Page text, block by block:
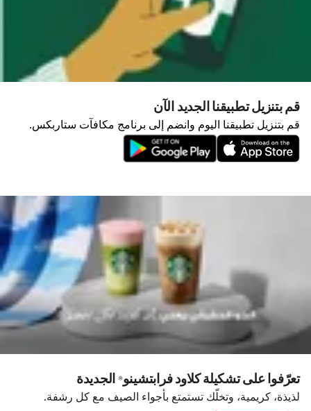
قم بتنزيل تطبيقنا الجديد الآن
قم بتنزيل تطبيقنا اليوم وانضم إلى برنامج مكافآت ستاربكس.
تعرّفوا على تشكيلة كلاود فرابتشينو® الجديدة
لذيذة، كريمية، وتخلّك تستمتع بأجواء الصيف مع كل رشفة.